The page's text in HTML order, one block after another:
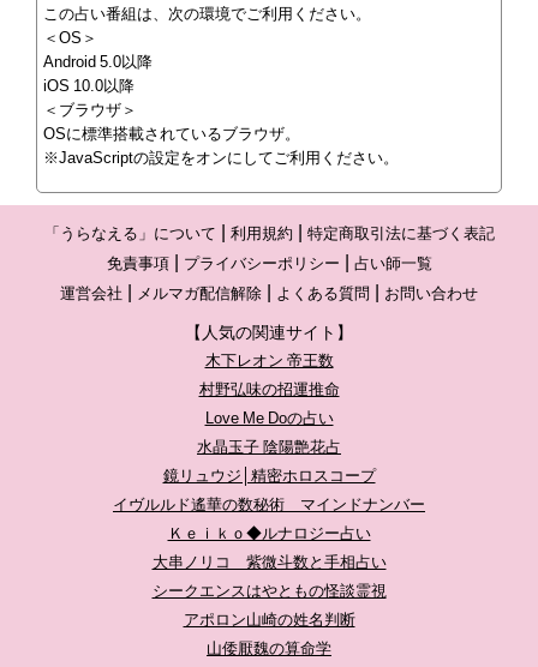
この占い番組は、次の環境でご利用ください。
＜OS＞
Android 5.0以降
iOS 10.0以降
＜ブラウザ＞
OSに標準搭載されているブラウザ。
※JavaScriptの設定をオンにしてご利用ください。
「うらなえる」について 利用規約
特定商取引法に基づく表記
免責事項
プライバシーポリシー
占い師一覧
運営会社
メルマガ配信解除 よくある質問 お問い合わせ
【人気の関連サイト】
木下レオン 帝王数
村野弘味の招運推命
Love Me Doの占い
水晶玉子 陰陽艶花占
鏡リュウジ│精密ホロスコープ
イヴルルド遙華の数秘術 マインドナンバー
Ｋｅｉｋｏ◆ルナロジー占い
大串ノリコ 紫微斗数と手相占い
シークエンスはやともの怪談霊視
アポロン山崎の姓名判断
山倭厭魏の算命学